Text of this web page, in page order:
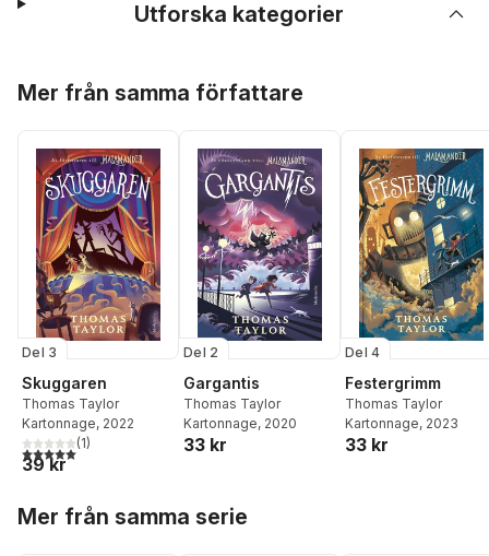
Utforska kategorier
Mer från samma författare
Del 3
Skuggaren
Thomas Taylor
Kartonnage, 2022
5,0utav 5 stjärnor. Totalt antal röster:
(1)
39 kr
Del 2
Gargantis
Thomas Taylor
Kartonnage, 2020
33 kr
Del 4
Festergrimm
Thomas Taylor
Kartonnage, 2023
33 kr
Mer från samma serie